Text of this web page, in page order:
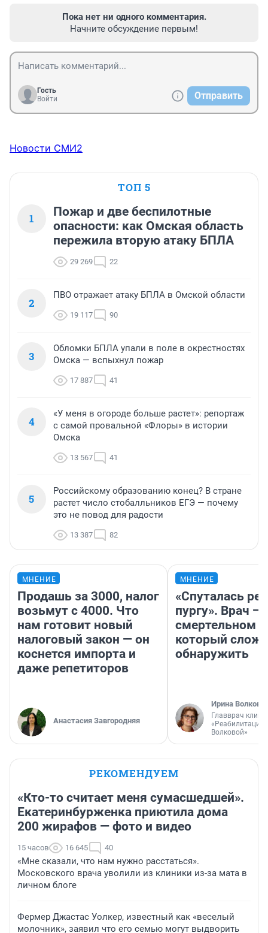
Пока нет ни одного комментария.
Начните обсуждение первым!
Гость
Войти
Отправить
Новости СМИ2
ТОП 5
1
Пожар и две беспилотные
опасности: как Омская область
пережила вторую атаку БПЛА
29 269 22
2
ПВО отражает атаку БПЛА в Омской области
19 117 90
3
Обломки БПЛА упали в поле в окрестностях
Омска — вспыхнул пожар
17 887 41
4
«У меня в огороде больше растет»: репортаж
с самой провальной «Флоры» в истории
Омска
13 567 41
5
Российскому образованию конец? В стране
растет число стобалльников ЕГЭ — почему
это не повод для радости
13 387 82
МНЕНИЕ
Продашь за 3000, налог
возьмут с 4000. Что
нам готовит новый
налоговый закон — он
коснется импорта и
даже репетиторов
Анастасия Завгородняя
МНЕНИЕ
«Спуталась
пургу». Врач —
смертельном
который
обнаружить
Ирина Волкова
Главврач
«Реабилитация
Волковой»
РЕКОМЕНДУЕМ
«Кто-то считает меня сумасшедшей».
Екатеринбурженка приютила дома
200 жирафов — фото и видео
15 часов 16 645 40
«Мне сказали, что нам нужно расстаться».
Московского врача уволили из клиники из-за мата в
личном блоге
Фермер Джастас Уолкер, известный как «веселый
молочник», заявил что его семью могут выдворить